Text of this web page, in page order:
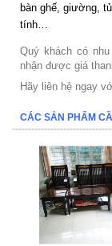
bàn ghế, giường,
tính…
Quý khách có
nhận được giá
Hãy liên hệ ngay
CÁC SẢN PHẨM